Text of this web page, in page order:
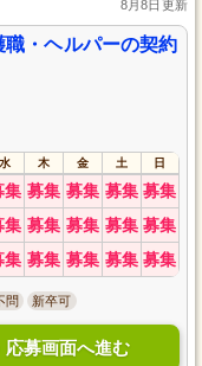
8月8日更新
・ヘルパーの契約
水 木 金 土 日
集 募集 募集 募集 募集
集 募集 募集 募集 募集
集 募集 募集 募集 募集
問 新卒可
応募画面へ進む